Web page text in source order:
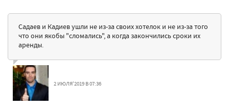
Садаев и Кадиев ушли не из-за своих хотелок и не из-за того
что они якобы "сломались", а когда закончились сроки их
аренды.
2 ИЮЛЯ'2019 В 07:36